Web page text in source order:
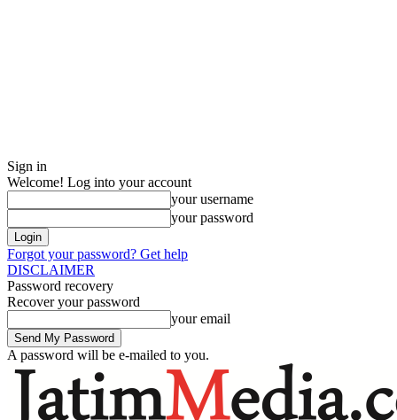
Sign in
Welcome! Log into your account
your username
your password
Forgot your password? Get help
DISCLAIMER
Password recovery
Recover your password
your email
A password will be e-mailed to you.